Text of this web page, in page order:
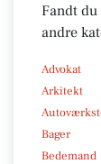
Fandt
andre
Advokat
Arkitekt
Bager
Bedemand